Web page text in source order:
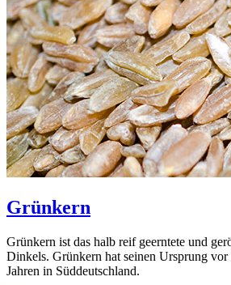
Grünkern
Grünkern ist das halb reif geerntete und
Dinkels. Grünkern hat seinen Ursprung vor
Jahren in Süddeutschland.